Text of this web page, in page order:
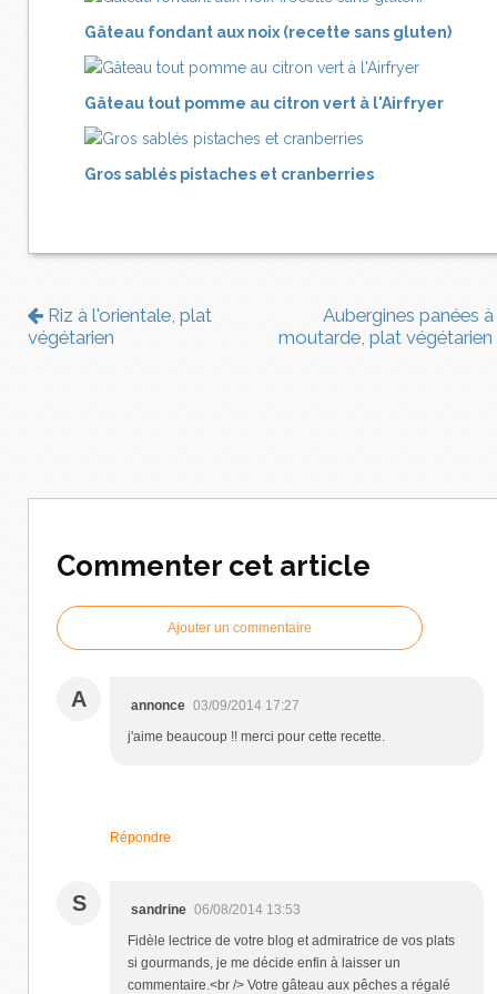
Gâteau fondant aux noix (recette sans gluten)
Gâteau tout pomme au citron vert à l'Airfryer
Gros sablés pistaches et cranberries
Riz à l'orientale, plat
végétarien
Aubergines panées
moutarde, plat végétarien
Commenter cet article
Ajouter un commentaire
A annonce 03/09/2014 17:27
j'aime beaucoup !! merci pour cette recette.
Répondre
S sandrine 06/08/2014 13:53
Fidèle lectrice de votre blog et admiratrice de vos plats
si gourmands, je me décide enfin à laisser un
commentaire.<br /> Votre gâteau aux pêches a régalé